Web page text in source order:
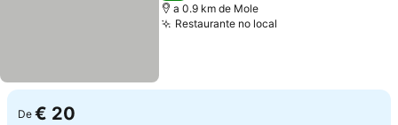
a 0.9 km de Mole
Restaurante no local
De € 20